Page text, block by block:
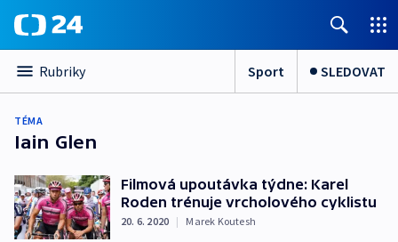
Rubriky Sport SLEDOVAT
TÉMA
Iain Glen
Filmová upoutávka týdne: Karel
Roden trénuje vrcholového cyklistu
20. 6. 2020 | Marek Koutesh